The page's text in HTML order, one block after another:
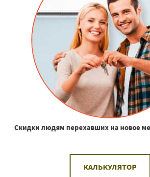
Скидки людям перехавших на новое
КАЛЬКУЛЯТОР